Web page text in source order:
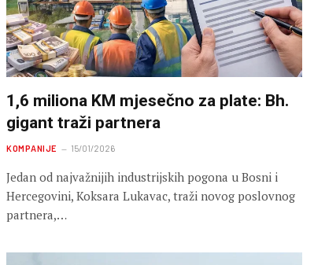
1,6 miliona KM mjesečno za plate: Bh.
gigant traži partnera
KOMPANIJE 15/01/2026
Jedan od najvažnijih industrijskih pogona u Bosni i
Hercegovini, Koksara Lukavac, traži novog poslovnog
partnera,…